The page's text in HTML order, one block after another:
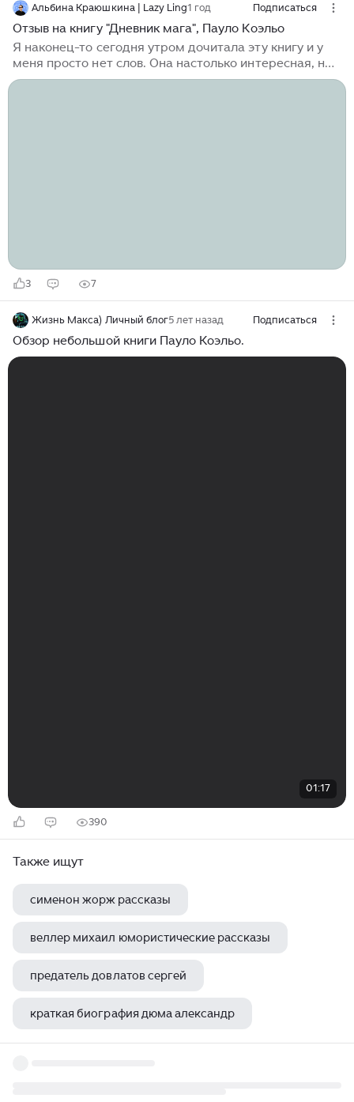
Альбина Краюшкина | Lazy Ling1 год Подписаться
Отзыв на книгу "Дневник мага", Пауло Коэльо
Я наконец-то сегодня утром дочитала эту книгу и у
меня просто нет слов. Она настолько интересная, но
в то же время насыщенная всеми этими истинами,
3 7
Жизнь Макса) Личный блог5 лет назад Подписаться
Обзор небольшой книги Пауло Коэльо.
01:17
390
Также ищут
сименон жорж рассказы
веллер михаил юмористические рассказы
предатель довлатов сергей
краткая биография дюма александр